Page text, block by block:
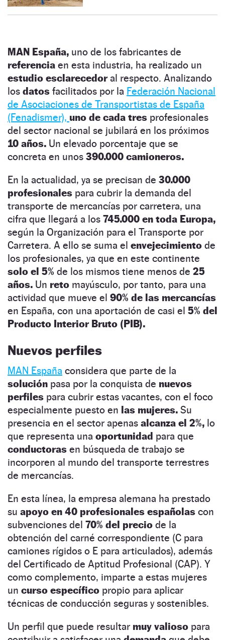
MAN España, uno de los fabricantes de
referencia en esta industria, ha realizado un
estudio esclarecedoral respecto. Analizando
los datos facilitados por la Federación Nacional
de Asociaciones de Transportistas de España
(Fenadismer), uno de cada tres profesionales
del sector nacional se jubilará en los próximos
10 años. Un elevado porcentaje que se
concreta en unos 390.000 camioneros.
En la actualidad, ya se precisan de 30.000
profesionales para cubrir la demanda del
transporte de mercancías por carretera, una
cifra que llegará a los 745.000 en toda Europa,
según la Organización para el Transporte por
Carretera. A ello se suma el envejecimiento de
los profesionales, ya que en este continente
solo el 5% de los mismos tiene menos de 25
años. Un reto mayúsculo, por tanto, para una
actividad que mueve el 90% de las mercancías
en España, con una aportación de casi el 5% del
Producto Interior Bruto (PIB).
Nuevos perfiles
MAN España considera que parte de la
solución pasa por la conquista de nuevos
perfiles para cubrir estas vacantes, con el foco
especialmente puesto en las mujeres. Su
presencia en el sector apenas alcanza el 2%, lo
que representa una oportunidad para que
conductoras en búsqueda de trabajo se
incorporen al mundo del transporte terrestres
de mercancías.
En esta línea, la empresa alemana ha prestado
su apoyo en 40 profesionales españolas con
subvenciones del 70% del precio de la
obtención del carné correspondiente (C para
camiones rígidos o E para articulados), además
del Certificado de Aptitud Profesional (CAP). Y
como complemento, imparte a estas mujeres
un curso específico propio para aplicar
técnicas de conducción seguras y sostenibles.
Un perfil que puede resultar muy valioso para